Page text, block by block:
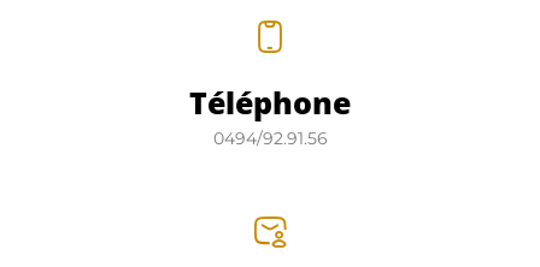
Téléphone
0494/92.91.56